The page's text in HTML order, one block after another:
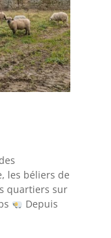
les béliers de
quartiers sur
Depuis